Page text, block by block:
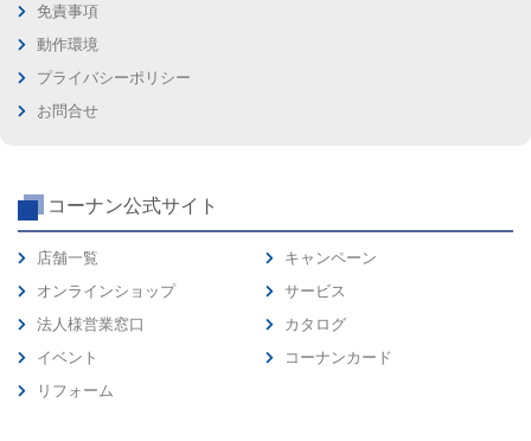
免責事項
動作環境
プライバシーポリシー
お問合せ
コーナン公式サイト
店舗一覧
オンラインショップ
法人様営業窓口
イベント
リフォーム
キャンペーン
サービス
カタログ
コーナンカード